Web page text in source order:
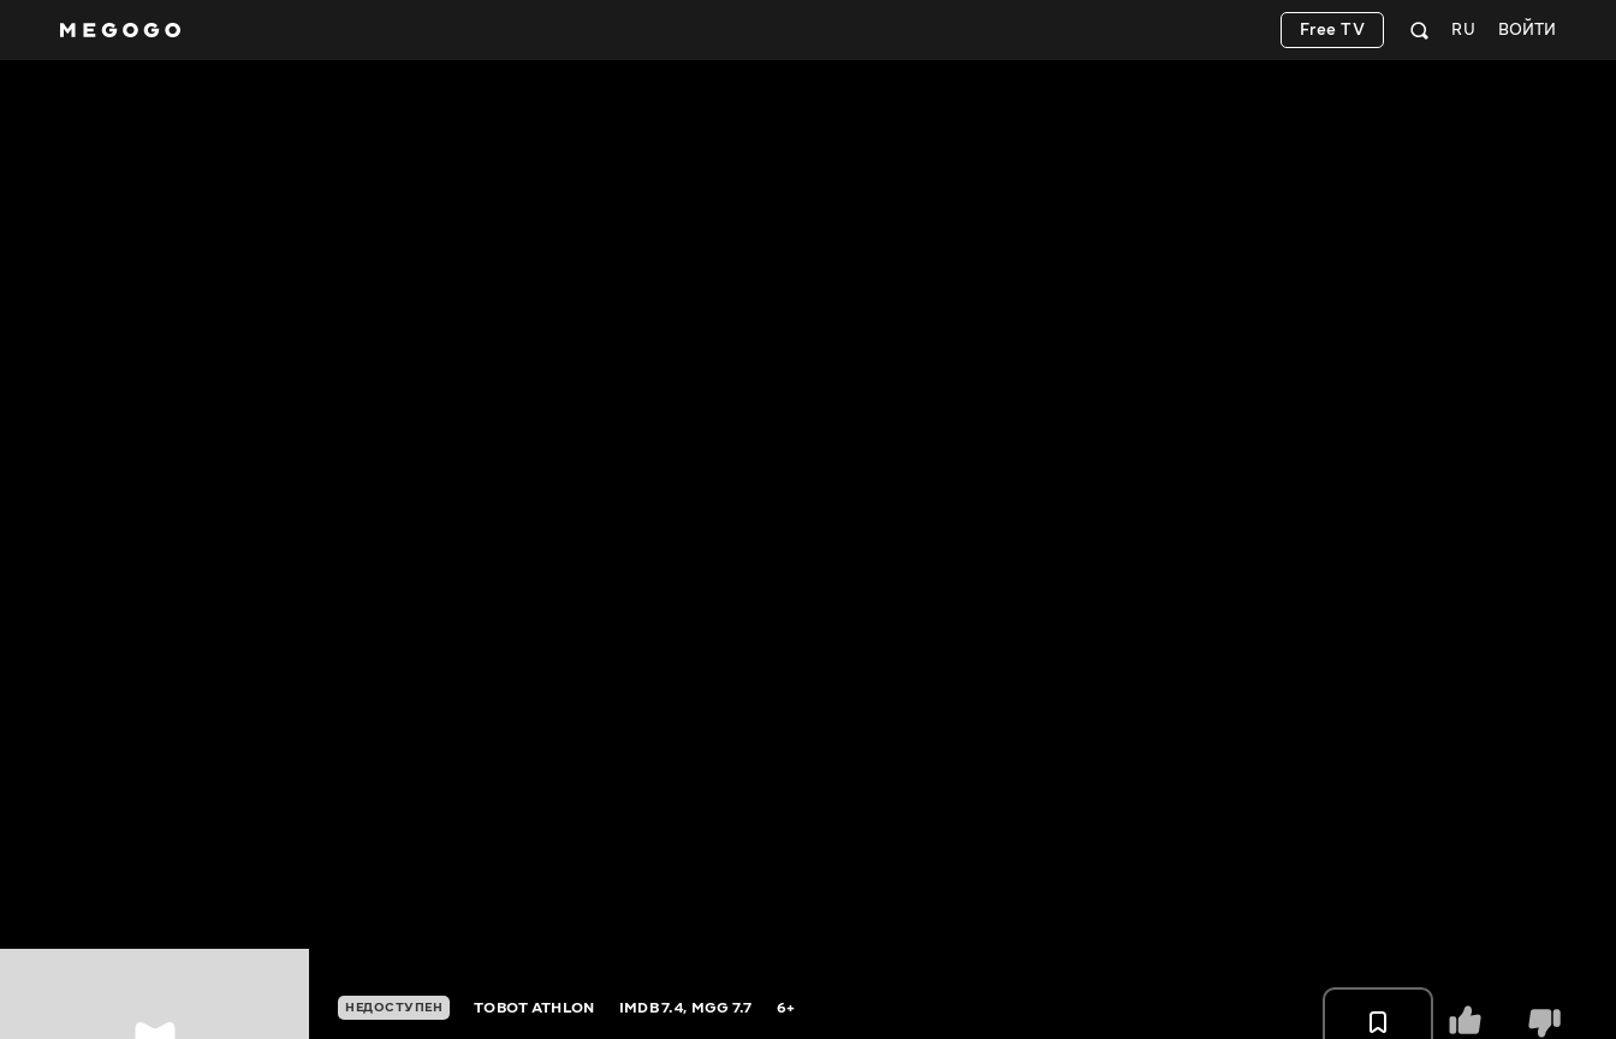
ВОЙТИ
RU
Free TV
НЕДОСТУПЕН TOBOT ATHLON IMDB7.4, MGG7.7 6+